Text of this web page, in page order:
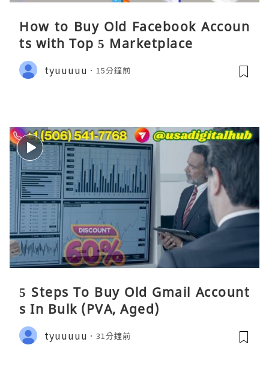
How to Buy Old Facebook Accoun
ts​ with Top 5 Marketplace
tyuuuuu 15分鐘前
5 Steps To Buy Old Gmail Account
s In Bulk (PVA, Aged)
tyuuuuu 31分鐘前